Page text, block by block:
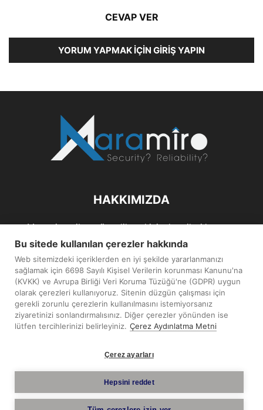
CEVAP VER
YORUM YAPMAK İÇIN GIRIŞ YAPIN
HAKKIMIZDA
Maramiro; siber güvenlik ve kişisel verileri koruma
alanlarıın sağlıklı büyümelerine odaklanarak bu sektörlerle
ilgili güncel haber ve analizler hazırlayıp yayınlayan bir
haber sitesidir.
İletişim:maramiro@sentezmedya.com.tr
BIZI TAKIP EDIN
Telif Hakkı © 2019 - 2026 Sentez Medya Limited. Tüm hakları
Bu sitede kullanılan çerezler hakkında
Web sitemizdeki içeriklerden en iyi şekilde yararlanmanızı
sağlamak için 6698 Sayılı Kişisel Verilerin korunması Kanunu'na
(KVKK) ve Avrupa Birliği Veri Koruma Tüzüğü'ne (GDPR) uygun
olarak çerezleri kullanıyoruz. Sitenin düzgün çalışması için
gerekli zorunlu çerezlerin kullanılmasını istemiyorsanız
ziyaretinizi sonlandırmalısınız. Diğer çerezler yönünden ise
lütfen tercihlerinizi belirleyiniz. Çerez Aydınlatma Metni
Çerez ayarları
Hepsini reddet